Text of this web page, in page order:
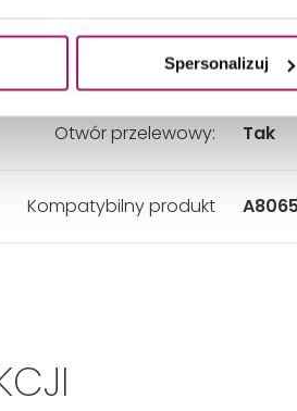
Spersonalizuj
Kolor: Biały
Otwór przelewowy: Tak
Kompatybilny produkt